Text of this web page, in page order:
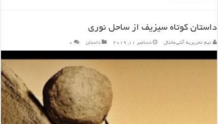
داستان کوتاه سیزیف از ساحل نوری
تیم تحریریه آنتی‌مانتال دسامبر 11, 2019 داستان ۰